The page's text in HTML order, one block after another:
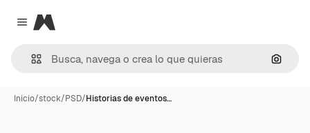
Close menu
Magnific
Inicio/stock/PSD/Historias de eventos…